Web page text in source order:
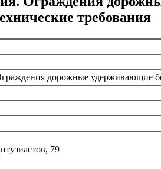
требования
дорожные удерживающие
79